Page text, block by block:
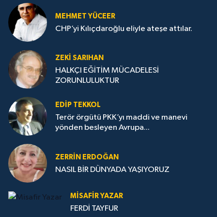
MEHMET YÜCEER
CHP’yi Kılıçdaroğlu eliyle ateşe attılar.
ZEKI SARIHAN
HALKÇI EĞİTİM MÜCADELESİ
ZORUNLULUKTUR
EDIP TEKKOL
Terör örgütü PKK’yı maddi ve manevi
yönden besleyen Avrupa...
ZERRIN ERDOĞAN
NASIL BİR DÜNYADA YAŞIYORUZ
MISAFIR YAZAR
FERDİ TAYFUR